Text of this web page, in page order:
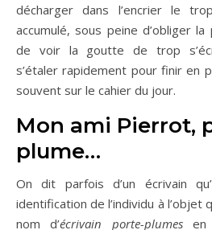
décharger dans l’encrier le
accumulé, sous peine d’obliger
de voir la goutte de trop
s’étaler rapidement pour finir en
souvent sur le cahier du jour.
Mon ami Pierrot,
plume…
On dit parfois d’un écrivain
identification de l’individu à l’objet
nom d’écrivain porte-plumes